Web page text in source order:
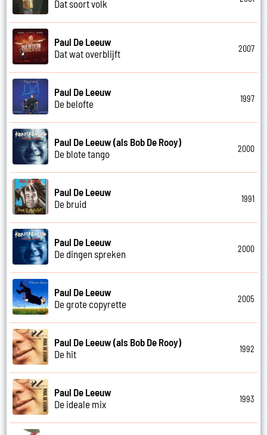
Dat soort volk
Paul De Leeuw
Dat wat overblijft
2007
Paul De Leeuw
De belofte
1997
Paul De Leeuw (als Bob De Rooy)
De blote tango
2000
Paul De Leeuw
De bruid
1991
Paul De Leeuw
De dingen spreken
2000
Paul De Leeuw
De grote copyrette
2005
Paul De Leeuw (als Bob De Rooy)
De hit
1992
Paul De Leeuw
De ideale mix
1993